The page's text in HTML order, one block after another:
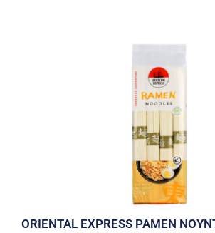
ORIENTAL EXPRESS ΡΑΜΕΝ